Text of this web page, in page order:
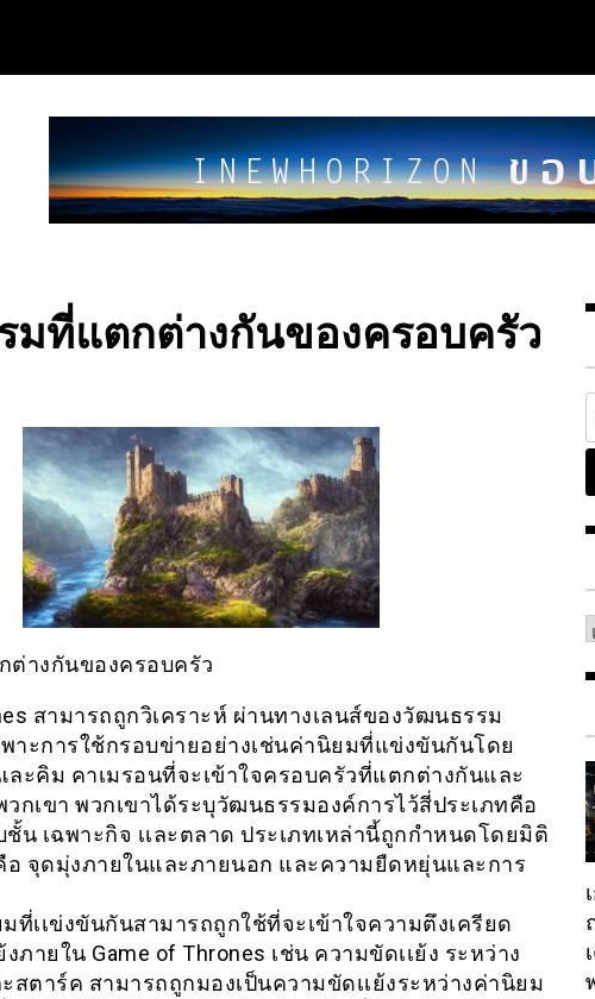
ที่แตกต่างกันของครอบครัว
างกันของครอบครัว
สามารถถูกวิเคราะห์ ผ่านทางเลนส์ของวัฒนธรรม
าะการใช้กรอบข่ายอย่างเช่นค่านิยมที่แข่งขันกันโดย
ละคิม คาเมรอนที่จะเข้าใจครอบครัวที่แตกต่างกันและ
กเขา พวกเขาได้ระบุวัฒนธรรมองค์การไว้สี่ประเภทคือ
น เฉพาะกิจ เเละตลาด ประเภทเหล่านี้ถูกกำหนดโดยมิติ
จุดมุ่งภายในและภายนอก และความยืดหยุ่นและการ
ที่เเข่งขันกันสามารถถูกใช้ที่จะเข้าใจความตึงเครียด
ภายใน Game of Thrones เช่น ความขัดเเย้ง ระหว่าง
สตาร์ค สามารถถูกมองเป็นความขัดเเย้งระหว่างค่านิยม